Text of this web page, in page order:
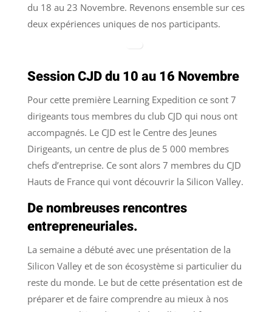
du 18 au 23 Novembre. Revenons ensemble sur ces
deux expériences uniques de nos participants.
Session CJD du 10 au 16 Novembre
Pour cette première Learning Expedition ce sont 7
dirigeants tous membres du club CJD qui nous ont
accompagnés. Le CJD est le Centre des Jeunes
Dirigeants, un centre de plus de 5 000 membres
chefs d’entreprise. Ce sont alors 7 membres du CJD
Hauts de France qui vont découvrir la Silicon Valley.
De nombreuses rencontres
entrepreneuriales.
La semaine a débuté avec une présentation de la
Silicon Valley et de son écosystème si particulier du
reste du monde. Le but de cette présentation est de
préparer et de faire comprendre au mieux à nos